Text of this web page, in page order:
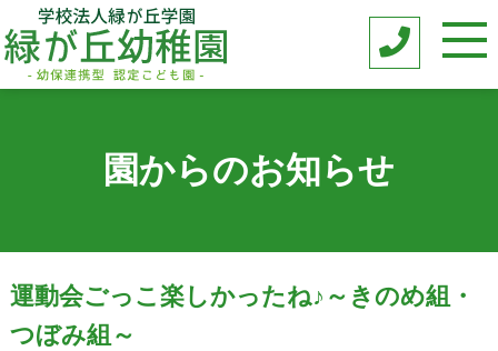
園からのお知らせ
運動会ごっこ楽しかったね♪～きのめ組・
つぼみ組～